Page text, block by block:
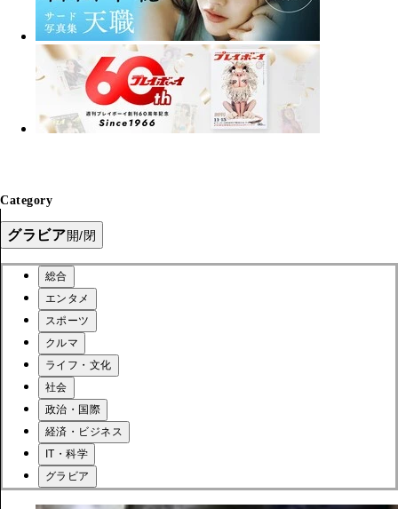
Category
グラビア開/閉
総合
エンタメ
スポーツ
クルマ
ライフ・文化
社会
政治・国際
経済・ビジネス
IT・科学
グラビア